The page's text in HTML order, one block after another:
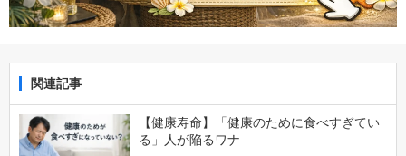
関連記事
【健康寿命】「健康のために食べすぎてい
る」人が陥るワナ